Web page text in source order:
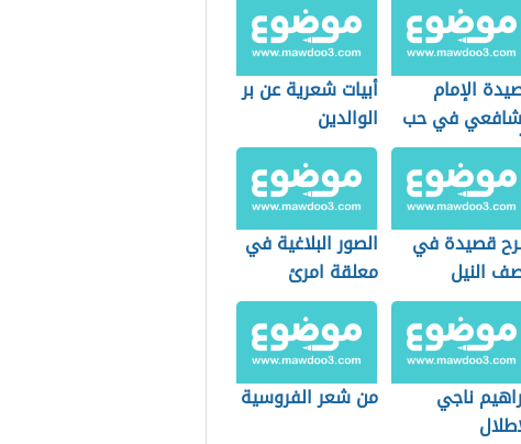
الإمام
في حب
أبيات شعرية عن بر
الوالدين
قصيدة في
النيل
الصور البلاغية في
معلقة امرئ
القيس
ناجي
من شعر الفروسية